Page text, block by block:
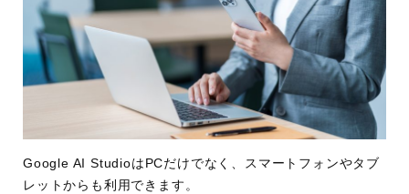
Google AI StudioはPCだけでなく、スマートフォンやタブ
レットからも利用できます。